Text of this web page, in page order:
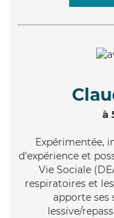
à
Expérimentée,
d'expérience et
Vie Sociale
respiratoires et
apporte ses
lessive/